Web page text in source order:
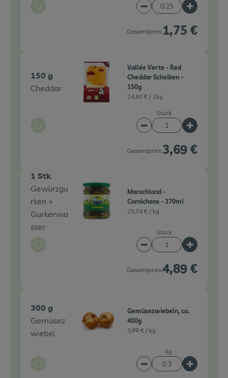
Auswahl ändern Artikelanzahl
Gesamtpreis:1,75 €
150 g
Cheddar
Auswahl ändern
Vallée Verte - Red
Cheddar Scheiben -
150g
24,60 € / 1kg
Stück
Artikelanzahl
Gesamtpreis:3,69 €
1 Stk
Gewürzgu
rken +
Gurkenwa
sser
Auswahl ändern
Marschland -
Cornichons - 370ml
25,74 € / kg
Stück
Artikelanzahl
Gesamtpreis:4,89 €
300 g
Gemüsez
wiebel
Auswahl ändern
Gemüsezwiebeln, ca.
400g
3,99 € / kg
kg
Artikelanzahl